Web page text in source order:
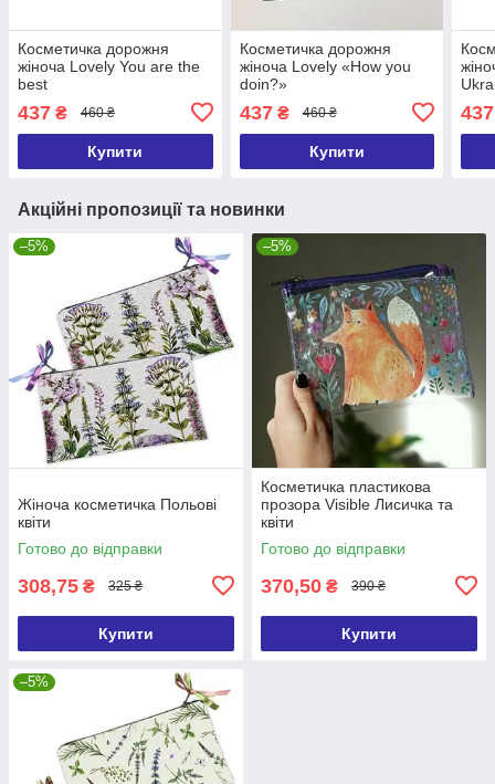
Косметичка дорожня
жіноча Lovely You are the
best
437 ₴ 460 ₴
Купити
Косметичка дорожня
жіноча Lovely «How you
doin?»
437₴ 460 ₴
Купити
437
Акційні пропозиції та новинки
–5%
Жіноча косметичка Польові
квіти
Готово до відправки
308,75 ₴ 325 ₴
Купити
–5%
Косметичка пластикова
прозора Visible Лисичка та
квіти
Готово до відправки
370,50 ₴ 390 ₴
Купити
–5%